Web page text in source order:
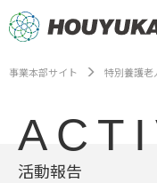
事業本部サイト 特別養護老
活動報告